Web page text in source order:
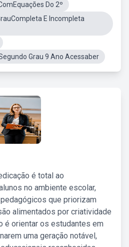
Do 2º
E Incompleta
Grau 9 Ano Acessaber
é total ao
no ambiente escolar,
que priorizam
alimentados por criatividade
é orientar os estudantes em
uma geração notável,